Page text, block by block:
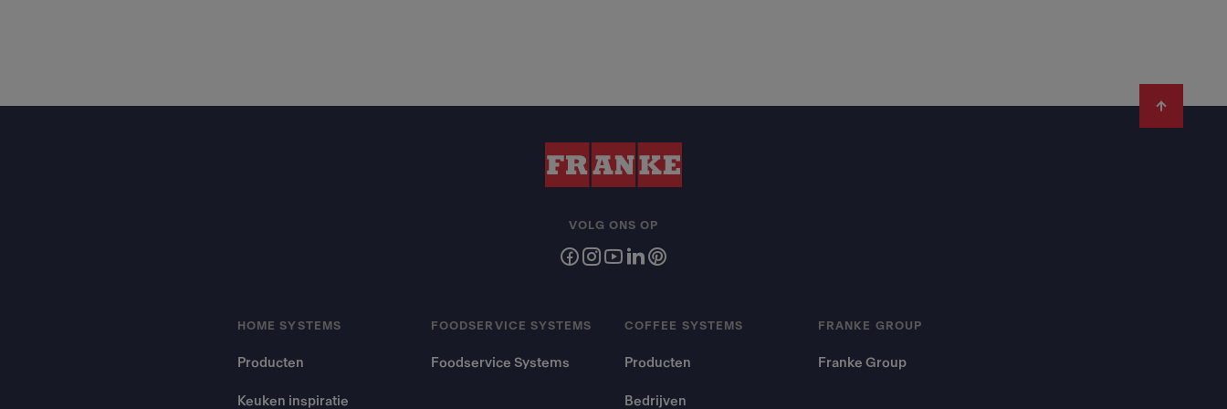
HOME SYSTEMS
Producten
Keuken inspiratie
FOODSERVICE SYSTEMS
Foodservice Systems
COFFEE SYSTEMS
Producten
Bedrijven
FRANKE GROUP
Franke Group
VOLG ONS OP